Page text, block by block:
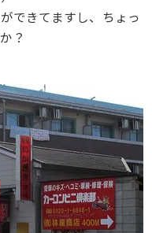
できてますし、ちょっ
？